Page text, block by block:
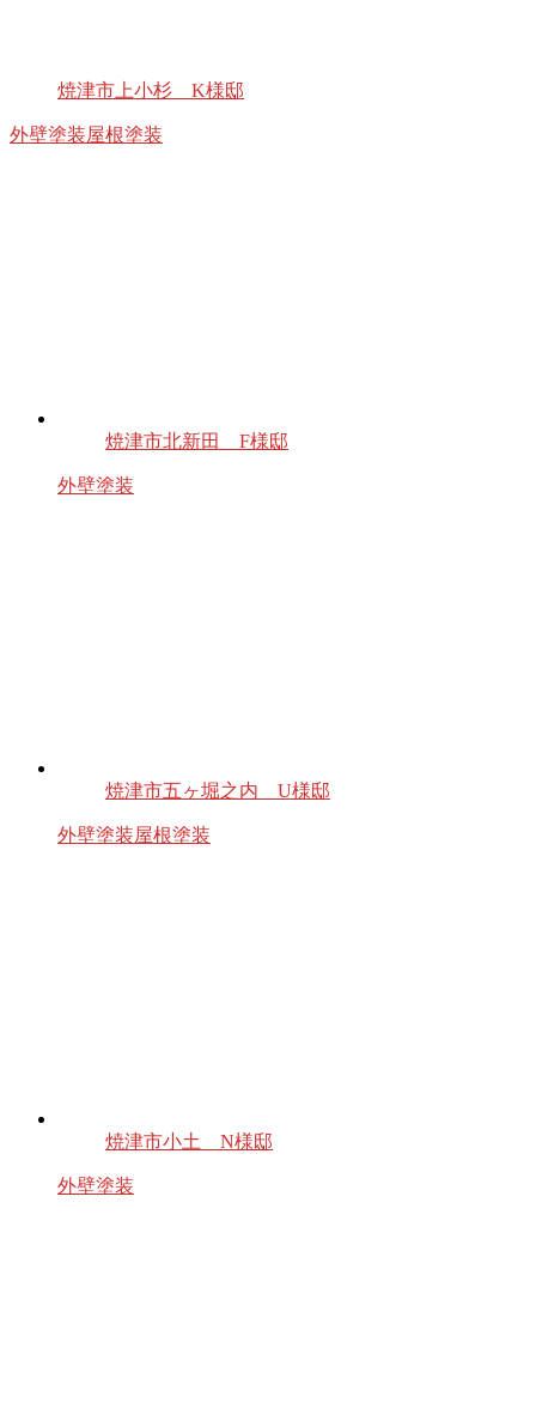
焼津市上小杉 K様邸
外壁塗装屋根塗装
焼津市北新田 F様邸
外壁塗装
焼津市五ヶ堀之内 U様邸
外壁塗装屋根塗装
焼津市小土 N様邸
外壁塗装